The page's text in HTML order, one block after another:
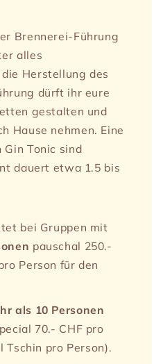
Brennerei-Führung
alles
Herstellung des
dürft ihr eure
gestalten und
Hause nehmen. Eine
Tonic sind
dauert etwa 1.5 bis
bei Gruppen mit
pauschal 250.-
Person für den
als 10 Personen
70.- CHF pro
Tschin pro Person).